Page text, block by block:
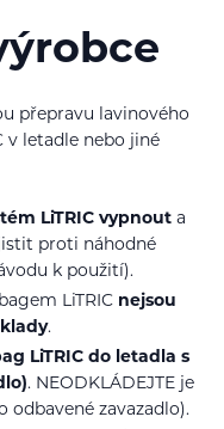
přepravu lavinového
v letadle nebo jiné
LiTRIC vypnouta
proti náhodné
k použití).
LiTRIC nejsou
.
LiTRIC do letadla s
. NEODKLÁDEJTE je
odbavené zavazadlo).